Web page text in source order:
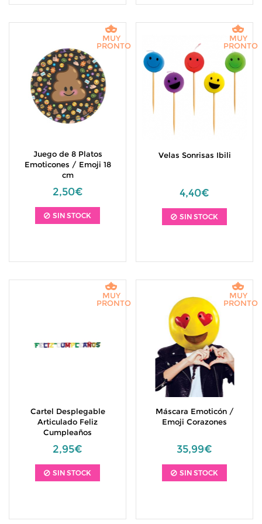
Juego de 8 Platos
Emoticones / Emoji 18
cm
2,50€
SIN STOCK
MUY
PRONTO
Velas Sonrisas Ibili
4,40€
SIN STOCK
MUY
PRONTO
Cartel Desplegable
Articulado Feliz
Cumpleaños
2,95€
SIN STOCK
MUY
PRONTO
Máscara Emoticón /
Emoji Corazones
35,99€
SIN STOCK
MUY
PRONTO